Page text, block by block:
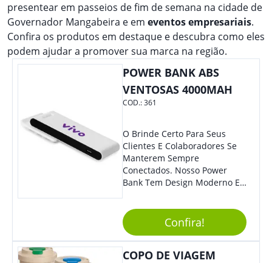
presentear em passeios de fim de semana na cidade de
Governador Mangabeira e em eventos empresariais.
Confira os produtos em destaque e descubra como eles
podem ajudar a promover sua marca na região.
POWER BANK ABS
VENTOSAS 4000MAH
COD.:361
O Brinde Certo Para Seus
Clientes E Colaboradores Se
Manterem Sempre
Conectados. Nosso Power
Bank Tem Design Moderno E
Na Bolsa Ou Na Mochila.
Compatível Com Diversos
Aparelhos, O Brinde É Super
Eficiente E Ágil, Ideal Para
Quem Busca Praticidade No
Confira!
COPO DE VIAGEM